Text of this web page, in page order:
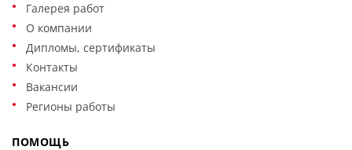
Галерея работ
О компании
Дипломы, сертификаты
Контакты
Вакансии
Регионы работы
ПОМОЩЬ